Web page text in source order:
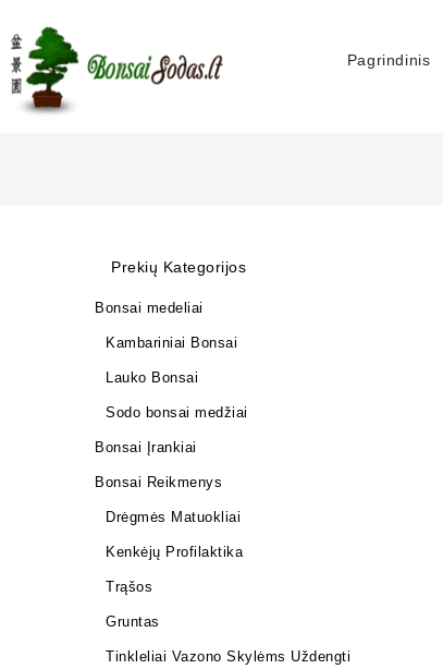
Pagrindinis
Prekių Kategorijos
Bonsai medeliai
Kambariniai Bonsai
Lauko Bonsai
Sodo bonsai medžiai
Bonsai Įrankiai
Bonsai Reikmenys
Drėgmės Matuokliai
Kenkėjų Profilaktika
Trąšos
Gruntas
Tinkleliai Vazono Skylėms Uždengti